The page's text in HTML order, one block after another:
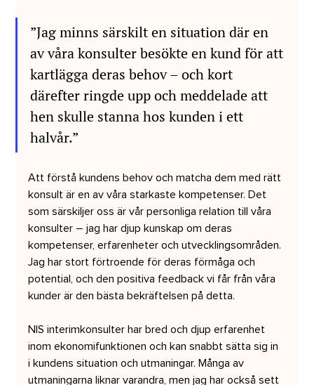
”Jag minns särskilt en situation där en
av våra konsulter besökte en kund för att
kartlägga deras behov – och kort
därefter ringde upp och meddelade att
hen skulle stanna hos kunden i ett
halvår.”
Att förstå kundens behov och matcha dem med rätt
konsult är en av våra starkaste kompetenser. Det
som särskiljer oss är vår personliga relation till våra
konsulter – jag har djup kunskap om deras
kompetenser, erfarenheter och utvecklingsområden.
Jag har stort förtroende för deras förmåga och
potential, och den positiva feedback vi får från våra
kunder är den bästa bekräftelsen på detta.
NIS interimkonsulter har bred och djup erfarenhet
inom ekonomifunktionen och kan snabbt sätta sig in
i kundens situation och utmaningar. Många av
utmaningarna liknar varandra, men jag har också sett